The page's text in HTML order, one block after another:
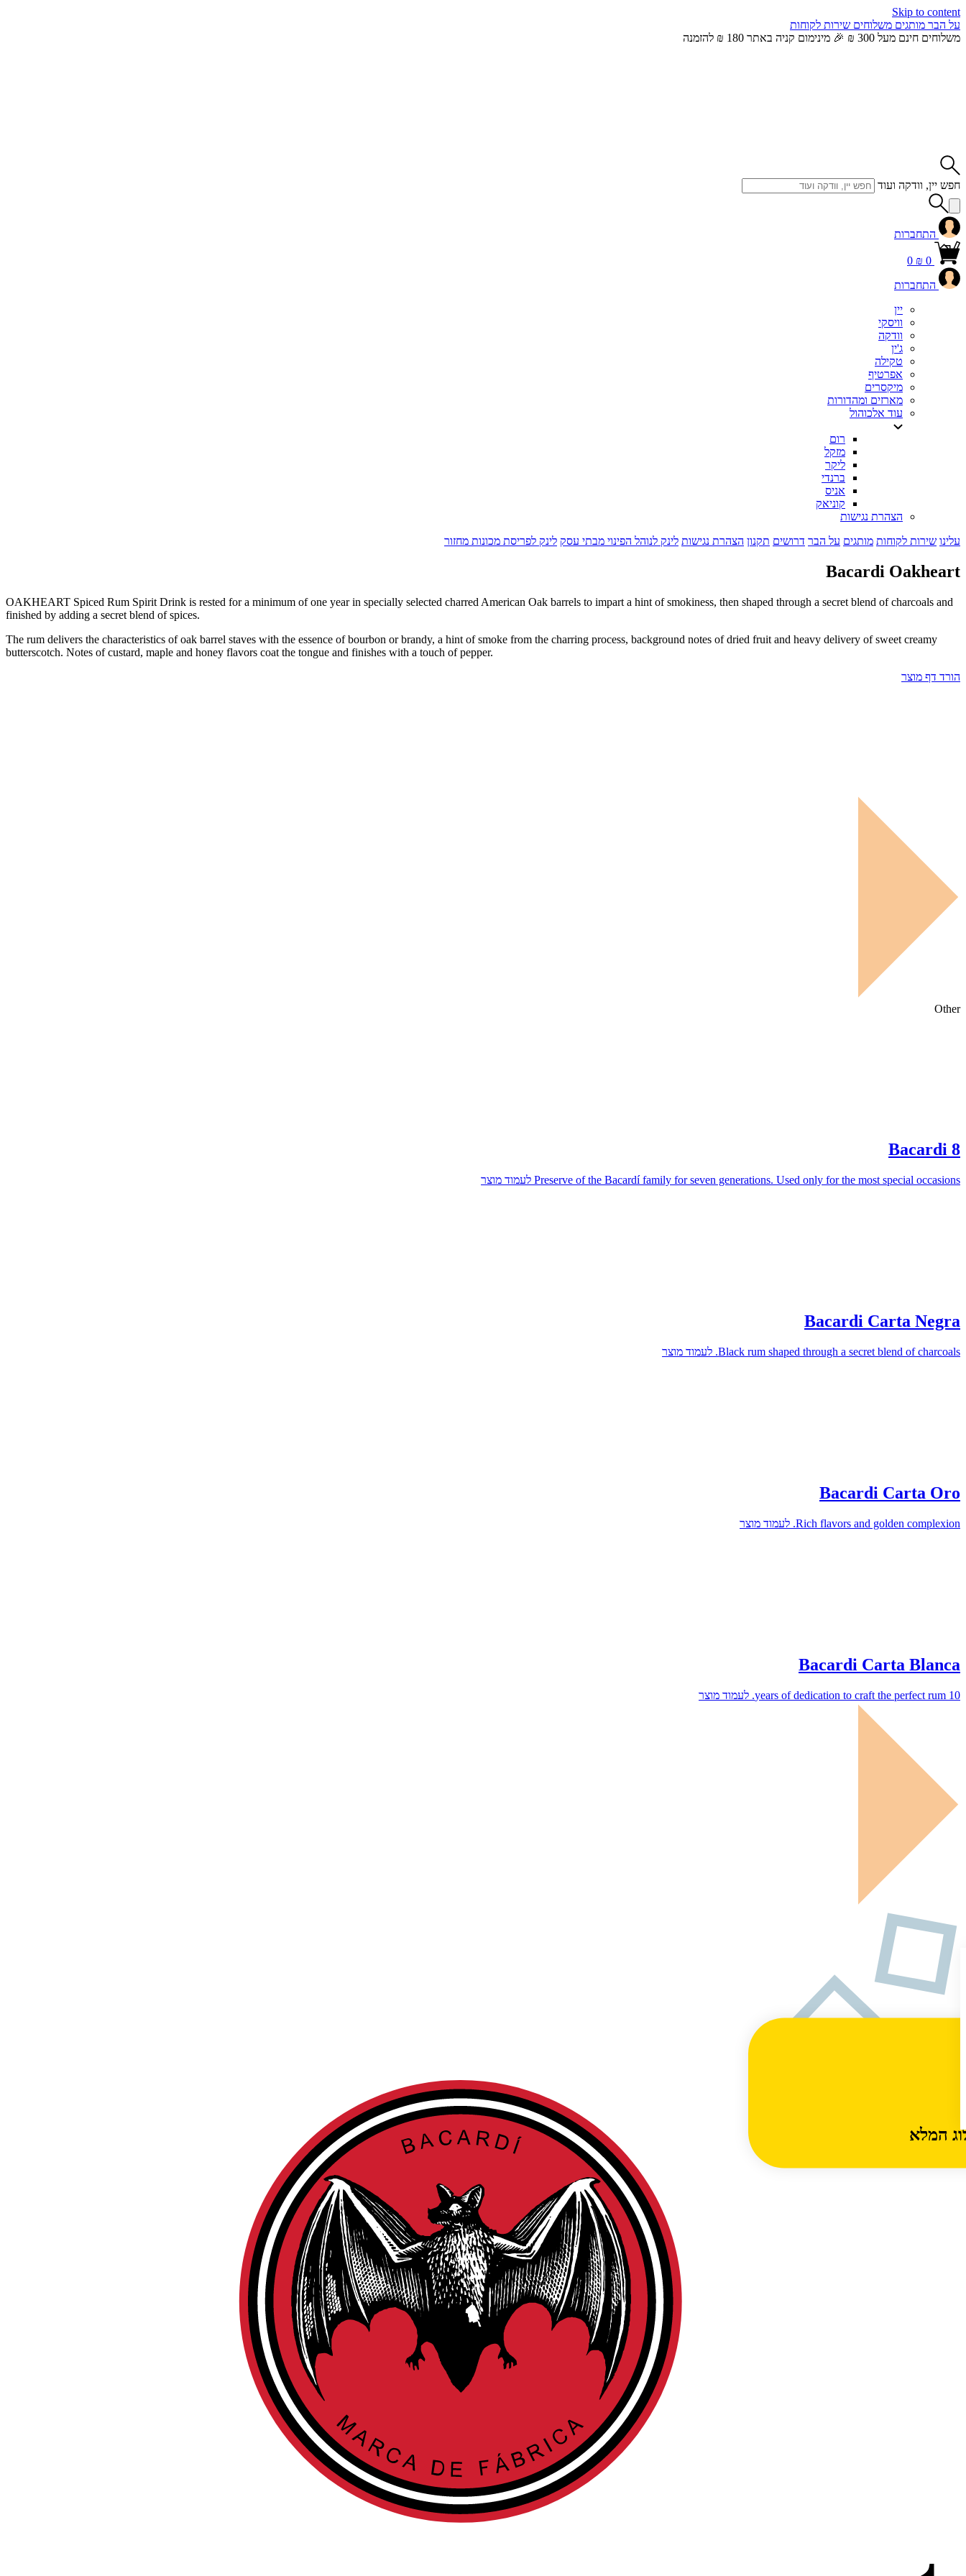
Skip to content
המלא
על הבר מותגים משלוחים שירות לקוחות
משלוחים חינם מעל 300 ₪ 🎉 מינימום קניה באתר 180 ₪ להזמנה
חפש יין, וודקה ועוד
התחברות
0
0 ₪
התחברות
יין
וויסקי
וודקה
ג'ין
טקילה
אפרטיף
מיקסרים
מארזים ומהדורות
עוד אלכוהול
רום
מזקל
ליקר
ברנדי
אניס
קוניאק
הצהרת נגישות
עלינו שירות לקוחות מותגים על הבר דרושים תקנון הצהרת נגישות לינק לנוהל הפינוי מבתי עסק לינק לפריסת מכונות מחזור
Bacardi Oakheart
OAKHEART Spiced Rum Spirit Drink is rested for a minimum of one year in specially selected charred American Oak barrels to impart a hint of smokiness, then shaped through a secret blend of charcoals and
finished by adding a secret blend of spices.
The rum delivers the characteristics of oak barrel staves with the essence of bourbon or brandy, a hint of smoke from the charring process, background notes of dried fruit and heavy delivery of sweet creamy
butterscotch. Notes of custard, maple and honey flavors coat the tongue and finishes with a touch of pepper.
הורד דף מוצר
Other
Bacardi 8
Preserve of the Bacardí family for seven generations. Used only for the most special occasions לעמוד מוצר
Bacardi Carta Negra
Black rum shaped through a secret blend of charcoals. לעמוד מוצר
Bacardi Carta Oro
Rich flavors and golden complexion. לעמוד מוצר
Bacardi Carta Blanca
10 years of dedication to craft the perfect rum. לעמוד מוצר